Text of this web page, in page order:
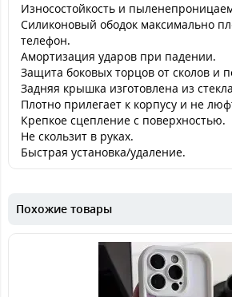
Износостойкость и
Силиконовый ободок максимально
телефон.
Амортизация ударов при падении.
Защита боковых торцов от сколов и
Задняя крышка изготовлена из
Плотно прилегает к корпусу и не
Крепкое сцепление с поверхностью.
Не скользит в руках.
Быстрая установка/удаление.
Похожие товары